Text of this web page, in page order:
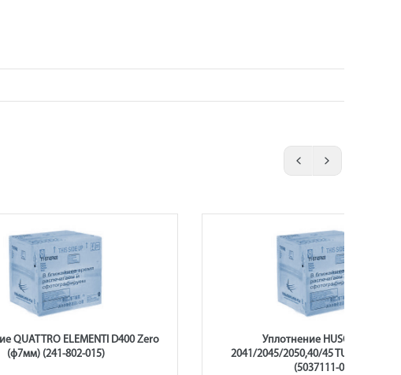
QUATTRO ELEMENTI D400 Zero
(ф7мм) (241-802-015)
Уплотнение HUSQVARNA
2041/2045/2050,40/45 TURBO
(5037111-01)